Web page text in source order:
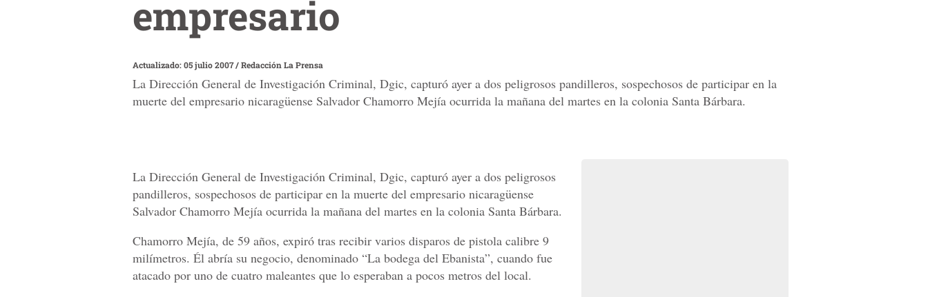
empresario
Actualizado: 05 julio 2007/Redacción La Prensa
La Dirección General de Investigación Criminal, Dgic, capturó ayer a dos peligrosos pandilleros, sospechosos de participar en la
muerte del empresario nicaragüense Salvador Chamorro Mejía ocurrida la mañana del martes en la colonia Santa Bárbara.
La Dirección General de Investigación Criminal, Dgic, capturó ayer a dos peligrosos
pandilleros, sospechosos de participar en la muerte del empresario nicaragüense
Salvador Chamorro Mejía ocurrida la mañana del martes en la colonia Santa Bárbara.
Chamorro Mejía, de 59 años, expiró tras recibir varios disparos de pistola calibre 9
milímetros. Él abría su negocio, denominado “La bodega del Ebanista”, cuando fue
atacado por uno de cuatro maleantes que lo esperaban a pocos metros del local.